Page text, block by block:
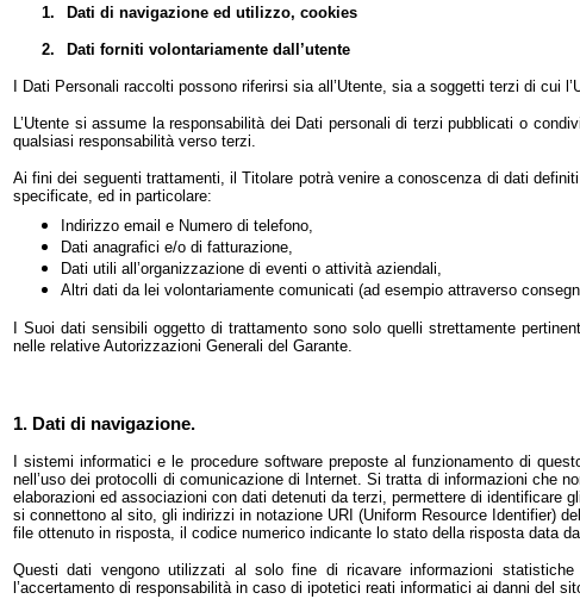
1. Dati di navigazione ed utilizzo, cookies
2. Dati forniti volontariamente dall’utente
I Dati Personali raccolti possono riferirsi sia all’Utente, sia a soggetti terzi di cui
L’Utente si assume la responsabilità dei Dati personali di terzi pubblicati o
qualsiasi responsabilità verso terzi.
Ai fini dei seguenti trattamenti, il Titolare potrà venire a conoscenza di dati
specificate, ed in particolare:
Indirizzo email e Numero di telefono,
Dati anagrafici e/o di fatturazione,
Dati utili all’organizzazione di eventi o attività aziendali,
Altri dati da lei volontariamente comunicati (ad esempio attraverso
I Suoi dati sensibili oggetto di trattamento sono solo quelli strettamente
nelle relative Autorizzazioni Generali del Garante.
1. Dati di navigazione.
I sistemi informatici e le procedure software preposte al funzionamento di
nell’uso dei protocolli di comunicazione di Internet. Si tratta di informazioni che
elaborazioni ed associazioni con dati detenuti da terzi, permettere di
si connettono al sito, gli indirizzi in notazione URI (Uniform Resource Identifier)
file ottenuto in risposta, il codice numerico indicante lo stato della risposta data
Questi dati vengono utilizzati al solo fine di ricavare informazioni
l’accertamento di responsabilità in caso di ipotetici reati informatici ai danni del